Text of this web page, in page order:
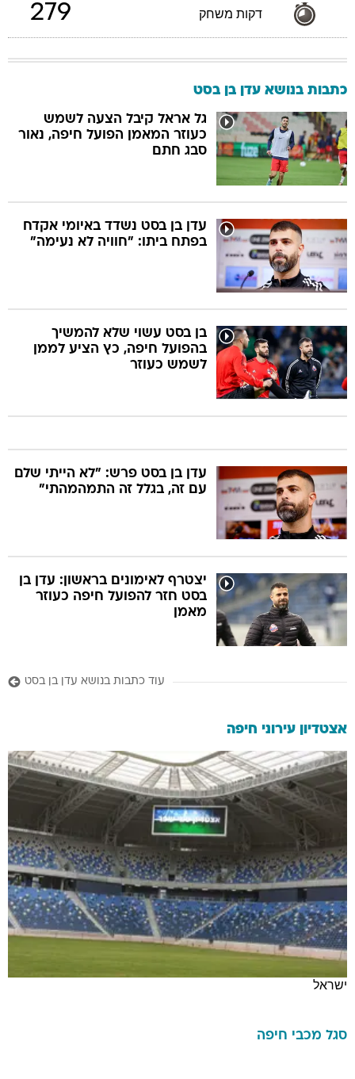
דקות משחק 279
כתבות בנושא עדן בן בסט
גל אראל קיבל הצעה לשמש
כעוזר המאמן הפועל חיפה, נאור
סבג חתם
עדן בן בסט נשדד באיומי אקדח
בפתח ביתו: "חוויה לא נעימה"
בן בסט עשוי שלא להמשיך
בהפועל חיפה, כץ הציע לממן
לשמש כעוזר
עדן בן בסט פרש: "לא הייתי שלם
עם זה, בגלל זה התמהמהתי"
יצטרף לאימונים בראשון: עדן בן
בסט חזר להפועל חיפה כעוזר
מאמן
עוד כתבות בנושא עדן בן בסט
אצטדיון עירוני חיפה
ישראל
סגל מכבי חיפה